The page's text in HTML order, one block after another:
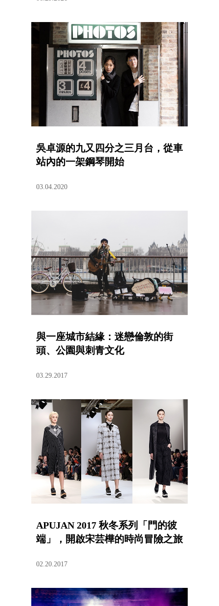
吳卓源的九又四分之三月台，從車
站內的一架鋼琴開始
03.04.2020
與一座城市結緣：迷戀倫敦的街
頭、公園與刺青文化
03.29.2017
APUJAN 2017 秋冬系列「門的彼
端」，開啟宋芸樺的時尚冒險之旅
02.20.2017